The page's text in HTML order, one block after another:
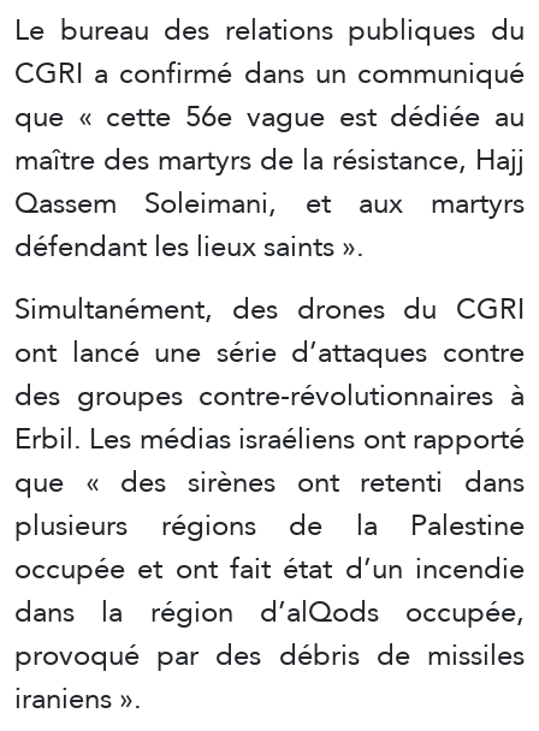
Le bureau des relations publiques du
CGRI a confirmé dans un communiqué
que « cette 56e vague est dédiée au
maître des martyrs de la résistance, Hajj
Qassem Soleimani, et aux martyrs
défendant les lieux saints ».
Simultanément, des drones du CGRI
ont lancé une série d’attaques contre
des groupes contre-révolutionnaires à
Erbil. Les médias israéliens ont rapporté
que « des sirènes ont retenti dans
plusieurs régions de la Palestine
occupée et ont fait état d’un incendie
dans la région d’alQods occupée,
provoqué par des débris de missiles
iraniens ».